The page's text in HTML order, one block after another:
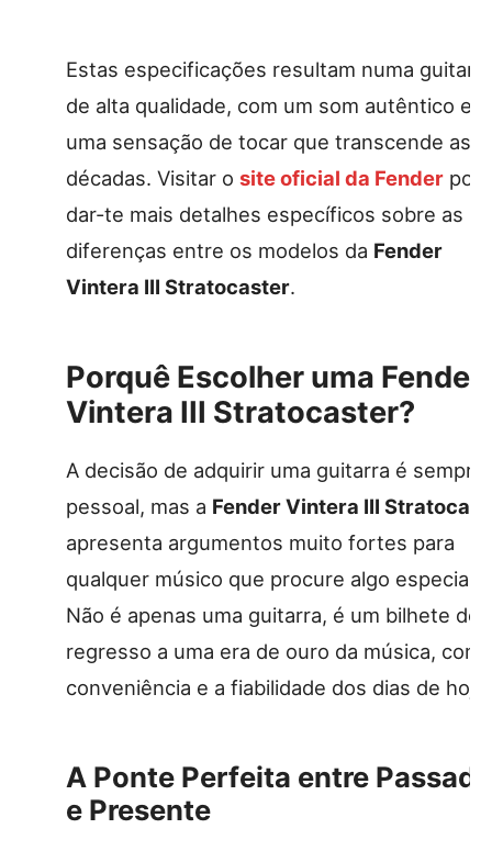
Estas especificações resultam numa guitarra
de alta qualidade, com um som autêntico e
uma sensação de tocar que transcende as
décadas. Visitar o site oficial da Fender
dar-te mais detalhes específicos sobre as
diferenças entre os modelos da Fender
Vintera III Stratocaster.
Porquê Escolher uma Fender
Vintera III Stratocaster?
A decisão de adquirir uma guitarra é sempre
pessoal, mas a Fender Vintera III
apresenta argumentos muito fortes para
qualquer músico que procure algo especial.
Não é apenas uma guitarra, é um bilhete de
regresso a uma era de ouro da música, com
conveniência e a fiabilidade dos dias de hoje.
A Ponte Perfeita entre Passado
e Presente